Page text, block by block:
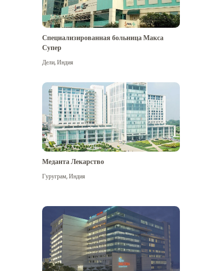
Специализированная больница Макса
Супер
Дели,Индия
Меданта Лекарство
Гуруграм,Индия